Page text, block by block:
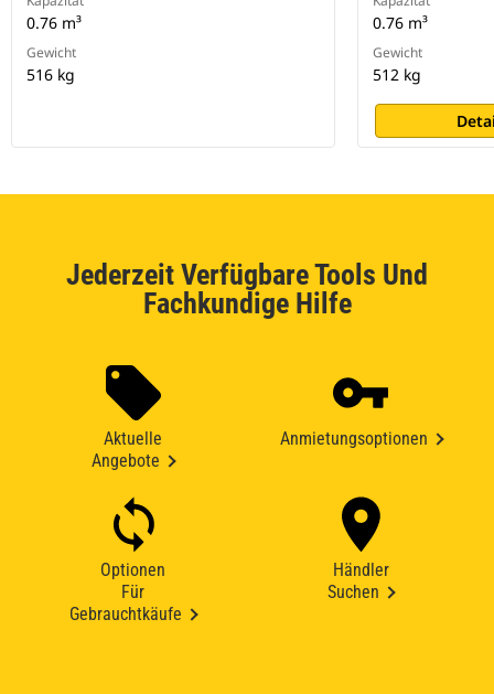
0.76 m³
Gewicht
516 kg
0.76 m³
Gewicht
512 kg
Jederzeit Verfügbare Tools Und
Fachkundige Hilfe
Aktuelle
Angebote
Anmietungsoptionen
Optionen
Für
Gebrauchtkäufe
Händler
Suchen